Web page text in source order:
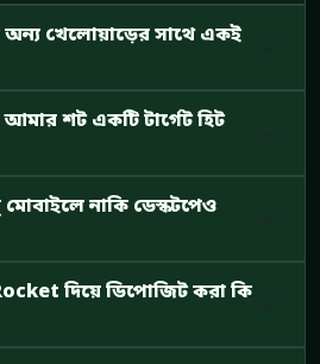
খেলোয়াড়ের সাথে একই
শট একটি টার্গেট হিট
নাকি ডেস্কটপেও
দিয়ে ডিপোজিট করা কি